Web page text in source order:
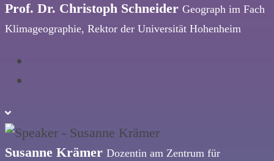
Prof. Dr. Christoph Schneider Geograph im Fach
Klimageographie, Rektor der Universität Hohenheim
Susanne Krämer Dozentin am Zentrum für